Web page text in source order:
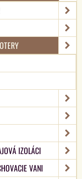
IZOLÁCI
VANI